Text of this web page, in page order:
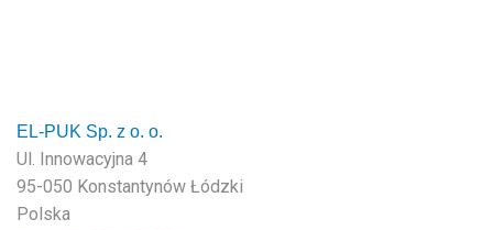
EL-PUK Sp. z o. o.
Ul. Innowacyjna 4
95-050 Konstantynów Łódzki
Polska